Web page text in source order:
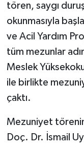
tören, saygı
okunmasıyla
ve Acil Yardım
tüm mezunlar
Meslek
ile birlikte
çaktı.
Mezuniyet
Doç. Dr. İsmail